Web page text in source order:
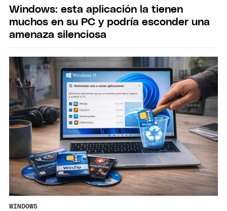
Windows: esta aplicación la tienen
muchos en su PC y podría esconder una
amenaza silenciosa
WINDOWS